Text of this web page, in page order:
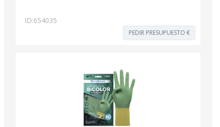
ID:654035
PEDIR PRESUPUESTO €